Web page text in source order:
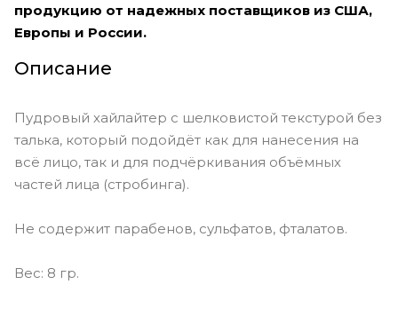
продукцию от надежных поставщиков из США,
Европы и России.
Описание
Пудровый хайлайтер с шелковистой текстурой без
талька, который подойдёт как для нанесения на
всё лицо, так и для подчёркивания объёмных
частей лица (стробинга).
Не содержит парабенов, сульфатов, фталатов.
Вес: 8 гр.